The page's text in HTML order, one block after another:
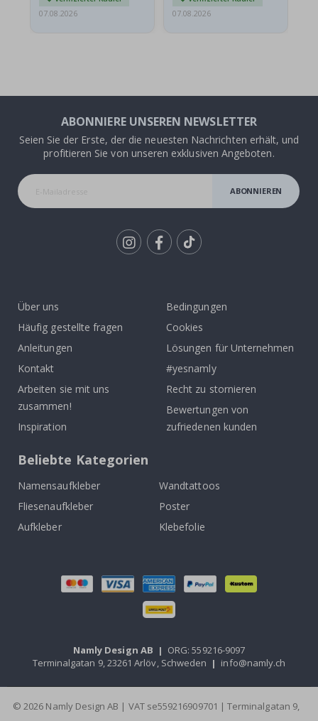
07.08.2026
07.08.2026
ABONNIERE UNSEREN NEWSLETTER
Seien Sie der Erste, der die neuesten Nachrichten erhält, und
profitieren Sie von unseren exklusiven Angeboten.
ABONNIEREN
Über uns
Häufig gestellte fragen
Anleitungen
Kontakt
Arbeiten sie mit uns
zusammen!
Inspiration
Bedingungen
Cookies
Lösungen für Unternehmen
#yesnamly
Recht zu stornieren
Bewertungen von
zufriedenen kunden
Beliebte Kategorien
Namensaufkleber
Wandtattoos
Fliesenaufkleber
Poster
Aufkleber
Klebefolie
Namly Design AB | ORG: 559216-9097
Terminalgatan 9, 23261 Arlöv, Schweden | info@namly.ch
© 2026 Namly Design AB | VAT se559216909701 | Terminalgatan 9,